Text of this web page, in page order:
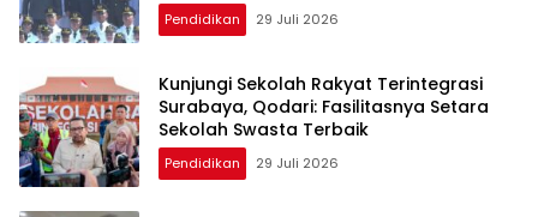
Pendidikan 29 Juli 2026
Kunjungi Sekolah Rakyat Terintegrasi
Surabaya, Qodari: Fasilitasnya Setara
Sekolah Swasta Terbaik
Pendidikan 29 Juli 2026